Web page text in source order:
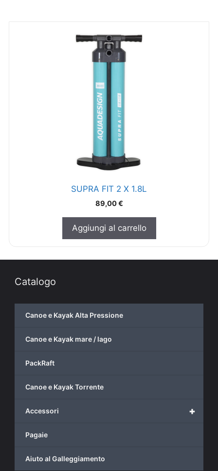
SUPRA FIT 2 X 1.8L
89,00€
Aggiungi al carrello
Catalogo
Canoe e Kayak Alta Pressione
Canoe e Kayak mare / lago
PackRaft
Canoe e Kayak Torrente
+
Accessori
Pagaie
Aiuto al Galleggiamento